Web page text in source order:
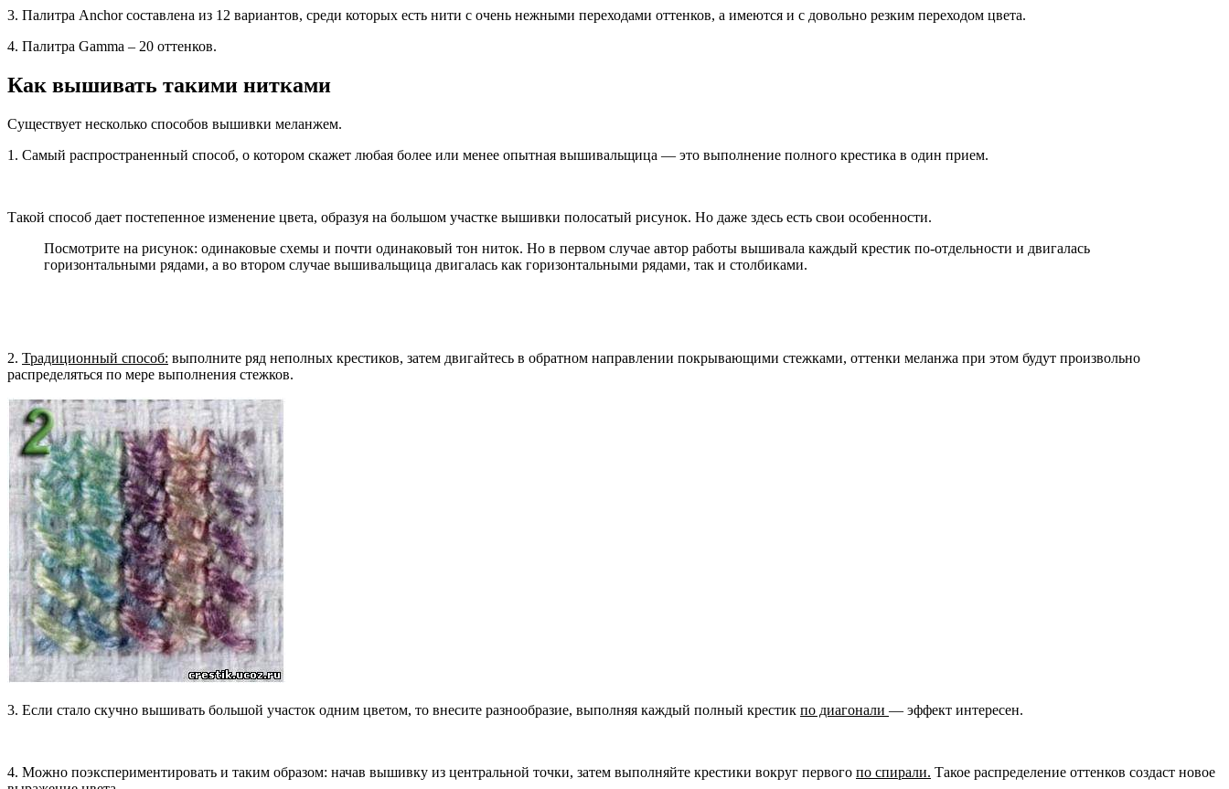
3. Палитра Anchor составлена из 12 вариантов, среди которых есть нити с очень нежными переходами оттенков, а имеются и с довольно резким переходом цвета.
4. Палитра Gamma – 20 оттенков.
Как вышивать такими нитками
Существует несколько способов вышивки меланжем.
1. Самый распространенный способ, о котором скажет любая более или менее опытная вышивальщица — это выполнение полного крестика в один прием.
Такой способ дает постепенное изменение цвета, образуя на большом участке вышивки полосатый рисунок. Но даже здесь есть свои особенности.
Посмотрите на рисунок: одинаковые схемы и почти одинаковый тон ниток. Но в первом случае автор работы вышивала каждый крестик по-отдельности и двигалась
горизонтальными рядами, а во втором случае вышивальщица двигалась как горизонтальными рядами, так и столбиками.
2. Традиционный способ: выполните ряд неполных крестиков, затем двигайтесь в обратном направлении покрывающими стежками, оттенки меланжа при этом будут произвольно
распределяться по мере выполнения стежков.
3. Если стало скучно вышивать большой участок одним цветом, то внесите разнообразие, выполняя каждый полный крестик по диагонали — эффект интересен.
4. Можно поэкспериментировать и таким образом: начав вышивку из центральной точки, затем выполняйте крестики вокруг первого по спирали. Такое распределение оттенков создаст новое